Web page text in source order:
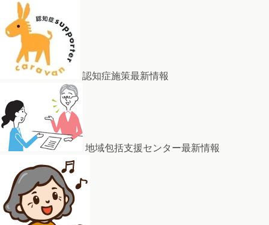
認知症施策最新情報
地域包括支援センター最新情報